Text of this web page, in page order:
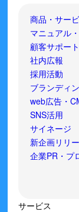
商品・サー
マニュアル
顧客サポート
社内広報
採用活動
ブランディ
web広告・
SNS活用
サイネージ
新企画リリ
企業PR・プ
サービス